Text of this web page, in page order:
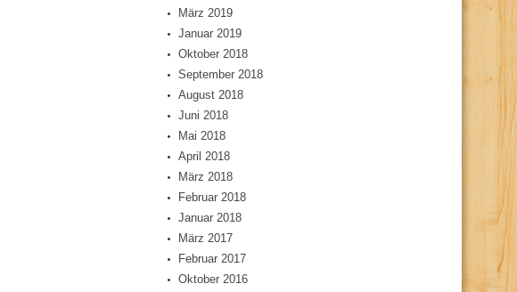
März 2019
Januar 2019
Oktober 2018
September 2018
August 2018
Juni 2018
Mai 2018
April 2018
März 2018
Februar 2018
Januar 2018
März 2017
Februar 2017
Oktober 2016